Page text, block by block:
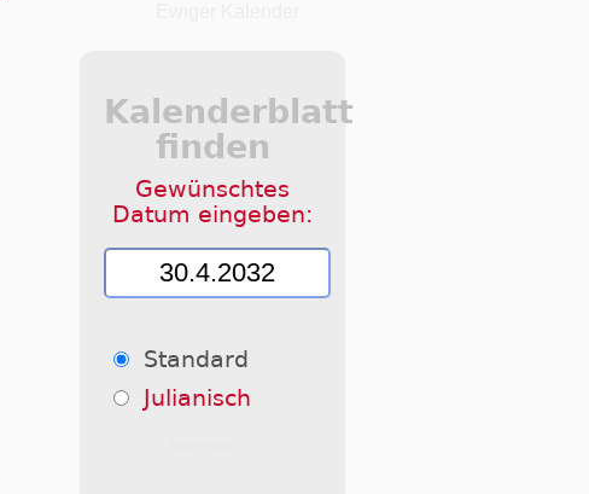
Kalenderblatt
finden
Gewünschtes
Datum eingeben:
Standard
Julianisch